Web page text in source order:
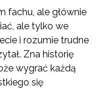
fachu, ale głównie
ale tylko we
i rozumie trudne
Zna historię
wygrać każdą
się